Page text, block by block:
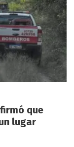
que
lugar